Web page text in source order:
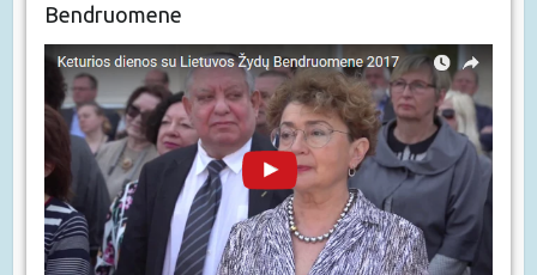
Bendruomene